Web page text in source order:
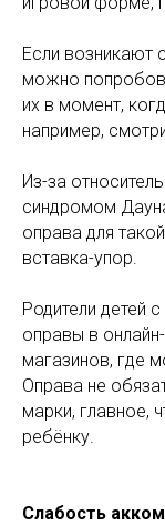
Если возникают
можно
их в момент,
например,
Из-за
синдромом
оправа для
вставка-упор.
Родители детей
оправы в
магазинов, где
Оправа не
марки, главное,
ребёнку.
Слабость